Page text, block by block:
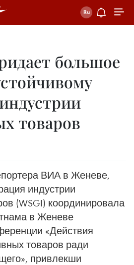
большое
товаров
ВИА в Женеве,
индустрии
(WSGI) координировала
в Женеве
«Действия
товаров ради
привлекши